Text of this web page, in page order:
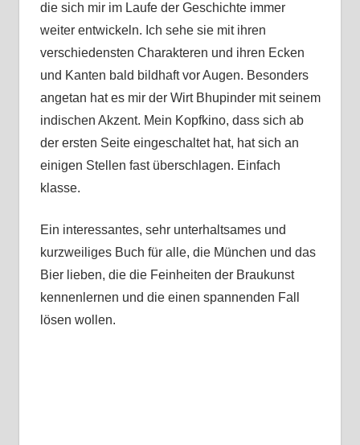
die sich mir im Laufe der Geschichte immer
weiter entwickeln. Ich sehe sie mit ihren
verschiedensten Charakteren und ihren Ecken
und Kanten bald bildhaft vor Augen. Besonders
angetan hat es mir der Wirt Bhupinder mit seinem
indischen Akzent. Mein Kopfkino, dass sich ab
der ersten Seite eingeschaltet hat, hat sich an
einigen Stellen fast überschlagen. Einfach
klasse.
Ein interessantes, sehr unterhaltsames und
kurzweiliges Buch für alle, die München und das
Bier lieben, die die Feinheiten der Braukunst
kennenlernen und die einen spannenden Fall
lösen wollen.